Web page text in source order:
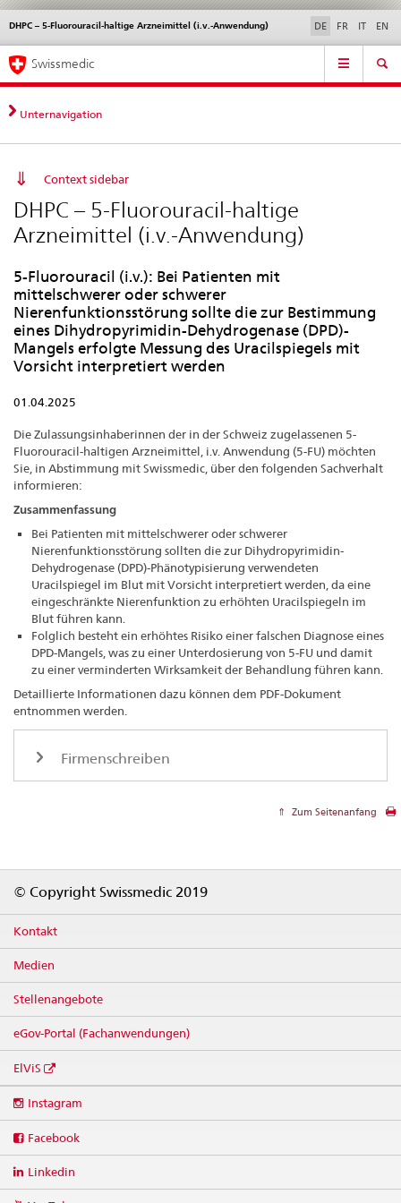
Direktnavigation
News,
Rechtsgrundlagen,
Kontakt
News & Updates Kontakt | Support & Hilfe
DHPC – 5-Fluorouracil-haltige Arzneimittel (i.v.-Anwendung)
Sprachwahl DE FR IT EN
Service
Hauptnavigation
Swissmedic
Unternavigation
Context sidebar
DHPC – 5-Fluorouracil-haltige
Arzneimittel (i.v.-Anwendung)
5-Fluorouracil (i.v.): Bei Patienten mit
mittelschwerer oder schwerer
Nierenfunktionsstörung sollte die zur Bestimmung
eines Dihydropyrimidin-Dehydrogenase (DPD)-
Mangels erfolgte Messung des Uracilspiegels mit
Vorsicht interpretiert werden
01.04.2025
Die Zulassungsinhaberinnen der in der Schweiz zugelassenen 5-
Fluorouracil-haltigen Arzneimittel, i.v. Anwendung (5-FU) möchten
Sie, in Abstimmung mit Swissmedic, über den folgenden Sachverhalt
informieren:
Zusammenfassung
Bei Patienten mit mittelschwerer oder schwerer
Nierenfunktionsstörung sollten die zur Dihydropyrimidin-
Dehydrogenase (DPD)-Phänotypisierung verwendeten
Uracilspiegel im Blut mit Vorsicht interpretiert werden, da eine
eingeschränkte Nierenfunktion zu erhöhten Uracilspiegeln im
Blut führen kann.
Folglich besteht ein erhöhtes Risiko einer falschen Diagnose eines
DPD-Mangels, was zu einer Unterdosierung von 5-FU und damit
zu einer verminderten Wirksamkeit der Behandlung führen kann.
Detaillierte Informationen dazu können dem PDF-Dokument
entnommen werden.
Firmenschreiben
Zum Seitenanfang
© Copyright Swissmedic 2019
Kontakt
Medien
Stellenangebote
eGov-Portal (Fachanwendungen)
ElViS
media
Instagram
Facebook
Linkedin